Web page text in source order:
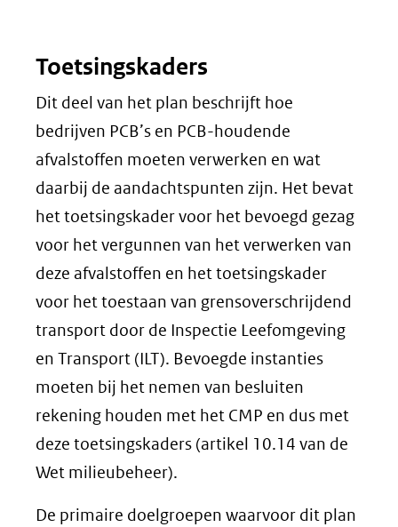
Toetsingskaders
Dit deel van het plan beschrijft hoe
bedrijven PCB’s en PCB-houdende
afvalstoffen moeten verwerken en wat
daarbij de aandachtspunten zijn. Het bevat
het toetsingskader voor het bevoegd gezag
voor het vergunnen van het verwerken van
deze afvalstoffen en het toetsingskader
voor het toestaan van grensoverschrijdend
transport door de Inspectie Leefomgeving
en Transport (ILT). Bevoegde instanties
moeten bij het nemen van besluiten
rekening houden met het CMP en dus met
deze toetsingskaders (artikel 10.14 van de
Wet milieubeheer).
De primaire doelgroepen waarvoor dit plan